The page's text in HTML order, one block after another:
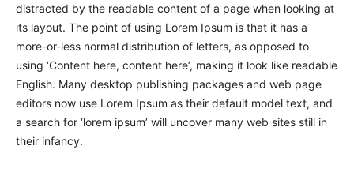
distracted by the readable content of a page when looking at
its layout. The point of using Lorem Ipsum is that it has a
more-or-less normal distribution of letters, as opposed to
using ‘Content here, content here’, making it look like readable
English. Many desktop publishing packages and web page
editors now use Lorem Ipsum as their default model text, and
a search for ‘lorem ipsum’ will uncover many web sites still in
their infancy.